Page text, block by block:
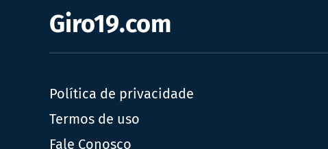
Giro19.com
Política de privacidade
Termos de uso
Fale Conosco